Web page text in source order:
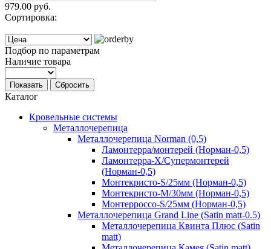
979.00 руб.
Сортировка:
Подбор по параметрам
Наличие товара
Показать Сбросить
Каталог
Кровельные системы
Металлочерепица
Металлочерепица Norman (0,5)
Ламонтерра/монтерей (Норман-0,5)
Ламонтерра-Х/Супермонтерей
(Норман-0,5)
Монтекристо-S/25мм (Норман-0,5)
Монтекристо-M/30мм (Норман-0,5)
Монтерроссо-S/25мм (Норман-0,5)
Металлочерепица Grand Line (Satin matt-0.5)
Металлочерепица Квинта Плюс (Satin
matt)